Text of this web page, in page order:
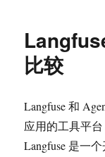
比较
Langfuse 和
应用的工具平
Langfuse 是一